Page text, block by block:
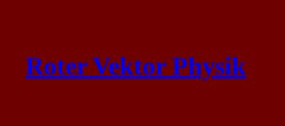
content
Roter Vektor Physik